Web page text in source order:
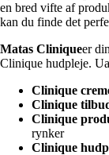
en bred vifte af
kan du finde det
Matas Cliniqueer
Clinique hudpleje.
Clinique
Clinique
Clinique
rynker
Clinique